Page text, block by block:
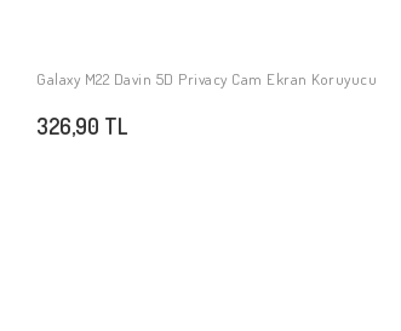
SEPETE EKLE
Galaxy M22 Davin 5D Privacy Cam Ekran Koruyucu
326,90 TL